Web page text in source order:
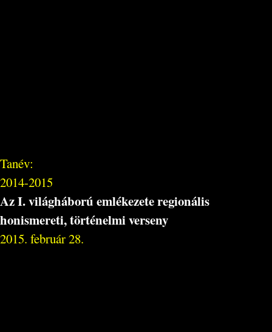
Tanév:
2014-2015
Az I. világháború emlékezete regionális
honismereti, történelmi verseny
2015. február 28.